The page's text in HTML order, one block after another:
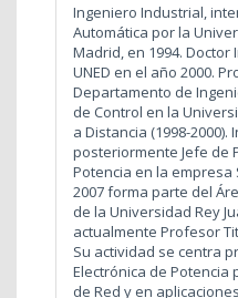
Ingeniero Industrial,
Automática por la
Madrid, en 1994.
UNED en el año 2000.
Departamento de
de Control en la
a Distancia (1998-
posteriormente Jefe de
Potencia en la empresa
2007 forma parte del
de la Universidad Rey
actualmente Profesor
Su actividad se centra
Electrónica de Potencia
de Red y en